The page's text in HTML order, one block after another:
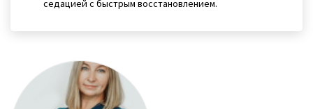
седацией с быстрым восстановлением.